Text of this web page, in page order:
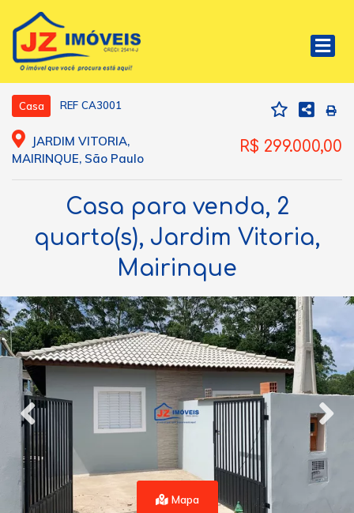
Casa REF CA3001
JARDIM VITORIA,
MAIRINQUE, São Paulo
R$ 299.000,00
Casa para venda, 2
quarto(s), Jardim Vitoria,
Mairinque
Mapa